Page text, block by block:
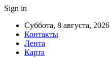
Sign in
Суббота, 8 августа, 2026
Контакты
Лента
Карта